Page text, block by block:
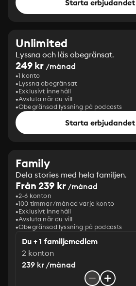
Starta erbjudandet
Unlimited
Lyssna och läs obegränsat.
249 kr /månad
1 konto
Lyssna obegränsat
Exklusivt innehåll
Avsluta när du vill
Obegränsad lyssning på podcasts
Starta erbjudandet
Family
Dela stories med hela familjen.
Från 239 kr/månad
2-6 konton
100 timmar/månad varje konto
Exklusivt innehåll
Avsluta när du vill
Obegränsad lyssning på podcasts
Du + 1 familjemedlem
2 konton
239 kr /månad